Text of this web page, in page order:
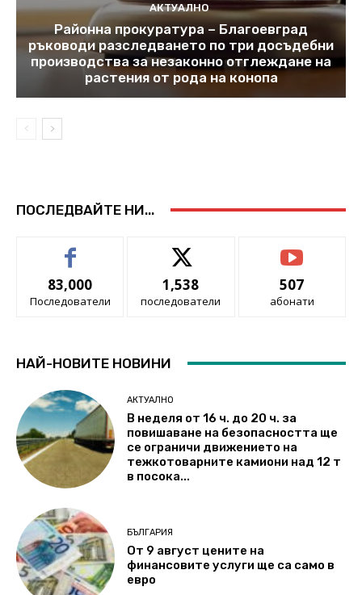
АКТУАЛНО
Районна прокуратура – Благоевград
ръководи разследването по три досъдебни
производства за незаконно отглеждане на
растения от рода на конопа
ПОСЛЕДВАЙТЕ НИ...
83,000
Последователи
1,538
последователи
507
абонати
НАЙ-НОВИТЕ НОВИНИ
АКТУАЛНО
В неделя от 16 ч. до 20 ч. за
повишаване на безопасността ще
се ограничи движението на
тежкотоварните камиони над 12 т
в посока...
БЪЛГАРИЯ
От 9 август цените на
финансовите услуги ще са само в
евро